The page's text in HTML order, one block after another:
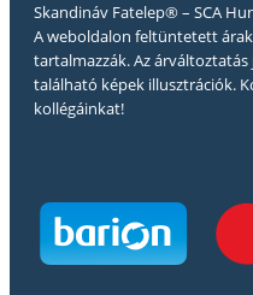
Skandináv Fatelep® – SCA
A weboldalon feltüntetett
tartalmazzák. Az
található képek illusztrációk.
kollégáinkat!